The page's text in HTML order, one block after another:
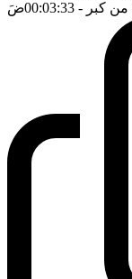
كبر - 00:03:33 ضَ